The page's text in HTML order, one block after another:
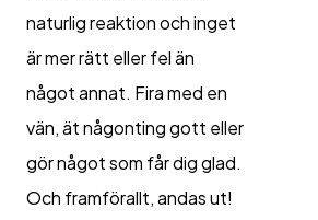
naturlig reaktion och inget
är mer rätt eller fel än
något annat. Fira med en
vän, ät någonting gott eller
gör något som får dig glad.
Och framförallt, andas ut!